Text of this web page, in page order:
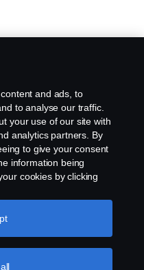
and ads, to
to analyse our traffic.
your use of our site with
analytics partners. By
to give your consent
information being
cookies by clicking
explanation of how we
section, which you